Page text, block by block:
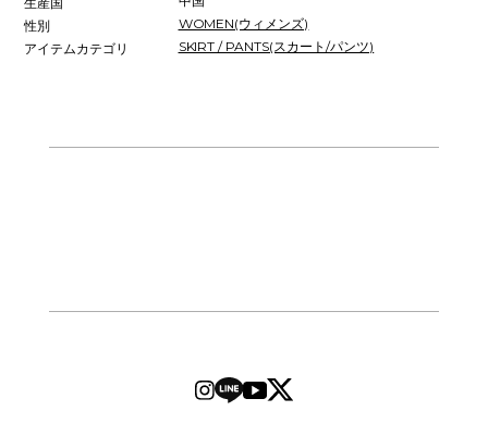
性別
WOMEN(ウィメンズ)
アイテムカテゴリ
SKIRT / PANTS(スカート/パンツ)